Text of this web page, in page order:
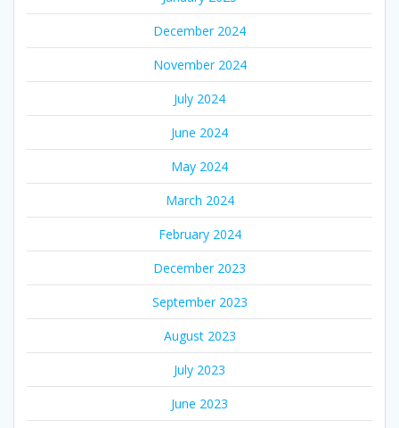
December 2024
November 2024
July 2024
June 2024
May 2024
March 2024
February 2024
December 2023
September 2023
August 2023
July 2023
June 2023